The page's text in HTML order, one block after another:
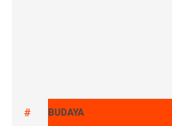
BUDAYA